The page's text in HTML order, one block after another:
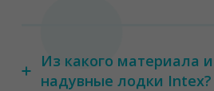
Из какого материала
надувные лодки Intex?